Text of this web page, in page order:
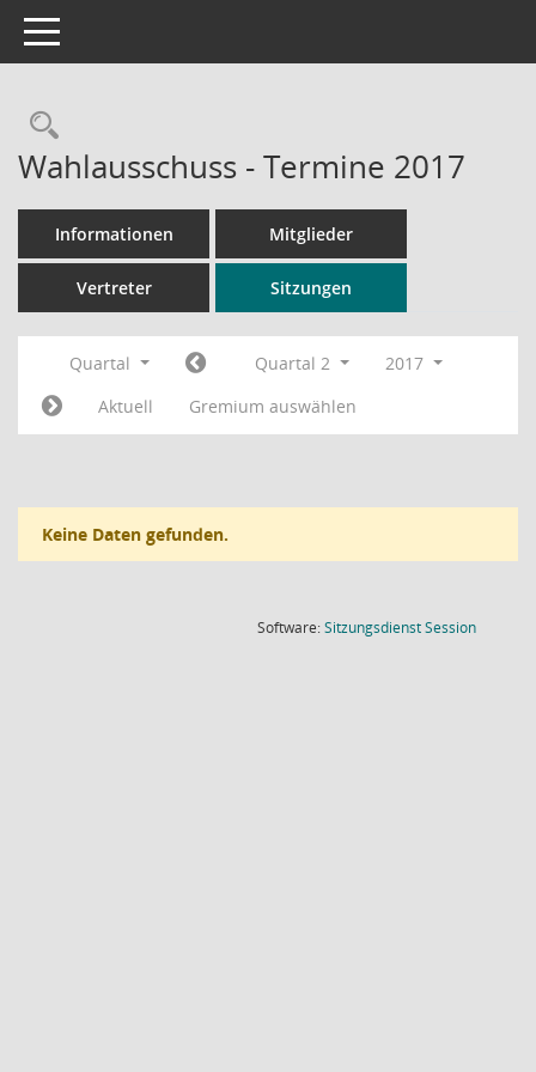
Toggle navigation
Rechercheauswahl
Wahlausschuss - Termine 2017
Informationen Mitglieder
Vertreter Sitzungen
Quartal Quartal 2
2017
Aktuell
Gremium auswählen
Keine Daten gefunden.
Software:SitzungsdienstSession(Wird in